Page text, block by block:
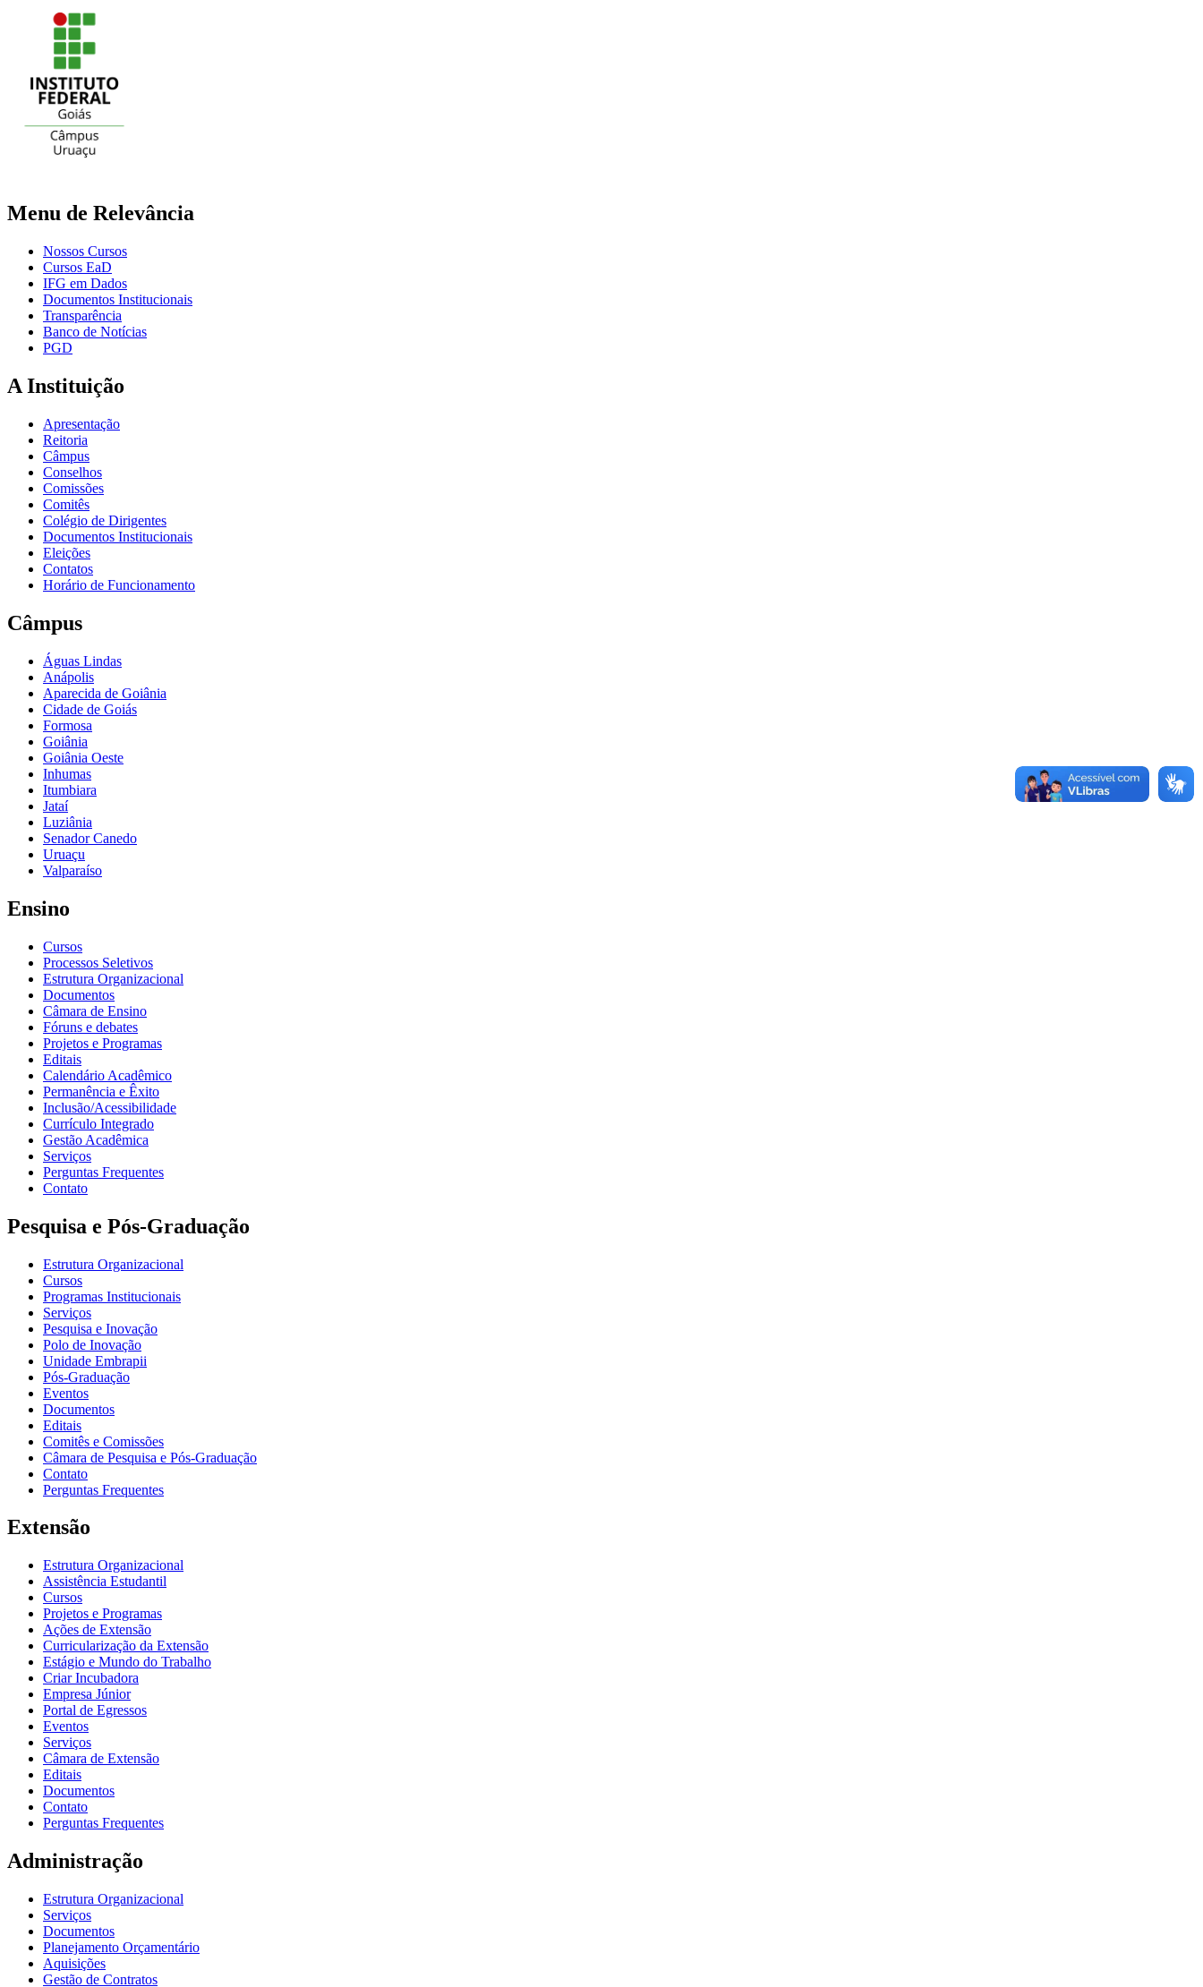
Menu de Relevância
Nossos Cursos
Cursos EaD
IFG em Dados
Documentos Institucionais
Transparência
Banco de Notícias
PGD
A Instituição
Apresentação
Reitoria
Câmpus
Conselhos
Comissões
Comitês
Colégio de Dirigentes
Documentos Institucionais
Eleições
Contatos
Horário de Funcionamento
Câmpus
Águas Lindas
Anápolis
Aparecida de Goiânia
Cidade de Goiás
Formosa
Goiânia
Goiânia Oeste
Inhumas
Itumbiara
Jataí
Luziânia
Senador Canedo
Uruaçu
Valparaíso
Ensino
Cursos
Processos Seletivos
Estrutura Organizacional
Documentos
Câmara de Ensino
Fóruns e debates
Projetos e Programas
Editais
Calendário Acadêmico
Permanência e Êxito
Inclusão/Acessibilidade
Currículo Integrado
Gestão Acadêmica
Serviços
Perguntas Frequentes
Contato
Pesquisa e Pós-Graduação
Estrutura Organizacional
Cursos
Programas Institucionais
Serviços
Pesquisa e Inovação
Polo de Inovação
Unidade Embrapii
Pós-Graduação
Eventos
Documentos
Editais
Comitês e Comissões
Câmara de Pesquisa e Pós-Graduação
Contato
Perguntas Frequentes
Extensão
Estrutura Organizacional
Assistência Estudantil
Cursos
Projetos e Programas
Ações de Extensão
Curricularização da Extensão
Estágio e Mundo do Trabalho
Criar Incubadora
Empresa Júnior
Portal de Egressos
Eventos
Serviços
Câmara de Extensão
Editais
Documentos
Contato
Perguntas Frequentes
Administração
Estrutura Organizacional
Serviços
Documentos
Planejamento Orçamentário
Aquisições
Gestão de Contratos